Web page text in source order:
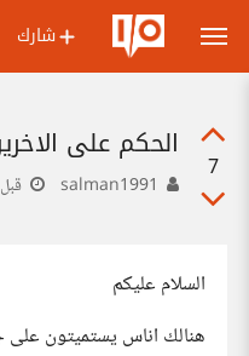
شارك
7
الحكم على
قبل 5 سنوات
السلام عليكم
هنالك اناس يستميتون